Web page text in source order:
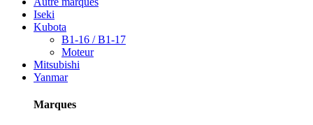
Iseki
Kubota
B1-16 / B1-17
Moteur
Mitsubishi
Yanmar
Marques